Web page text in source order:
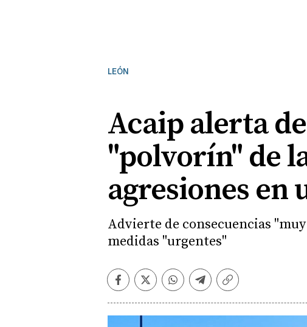
LEÓN
Acaip alerta
"polvorín" de
agresiones en
Advierte de consecuencias
medidas "urgentes"
Facebook
TwitterWhatsapp
Telegram
Copiar